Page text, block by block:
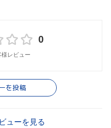
0
レビュー
を投稿
ューを見る